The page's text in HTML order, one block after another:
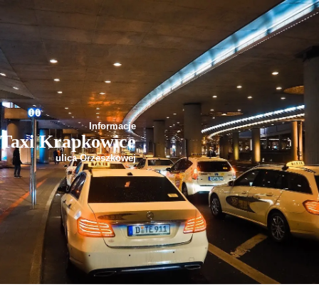
Informacje
Taxi Krapkowice
ulica Orzeszkowej